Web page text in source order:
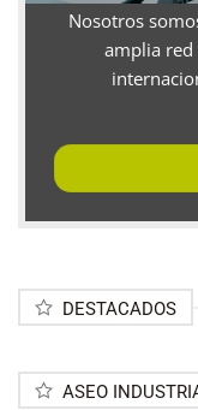
Nosotros
amplia red
DESTACADOS
ASEO